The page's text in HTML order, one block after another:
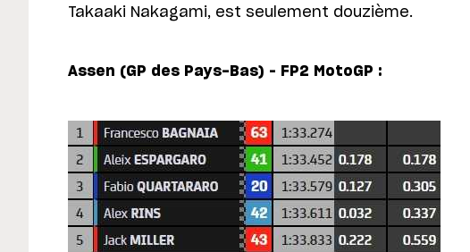
Takaaki Nakagami, est seulement douzième.
Assen (GP des Pays-Bas) – FP2 MotoGP :